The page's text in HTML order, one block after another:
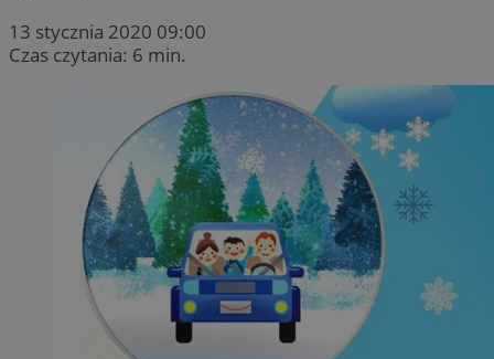
13 stycznia 2020 09:00
Czas czytania: 6 min.